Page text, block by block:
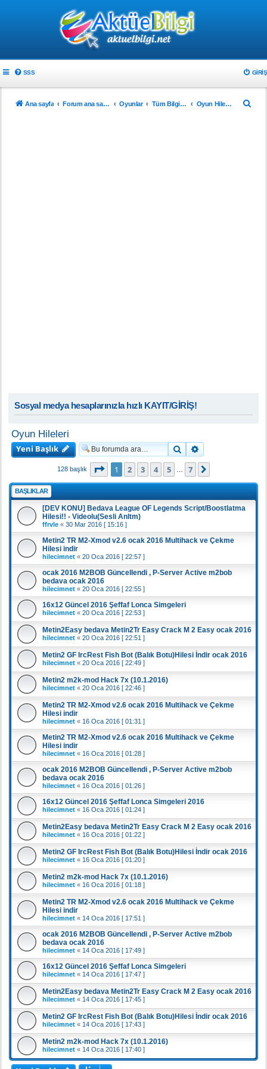
SSS GIRIŞ
Ana sayfa Forum ana sayfa Oyunlar Tüm Bilgisayar Oyunları Oyun Hileleri
Sosyal medya hesaplarınızla hızlı KAYIT/GİRİŞ!
Oyun Hileleri
Yeni Başlık
Ara
128 başlık . sayfa (Toplam7 sayfa)
1 2 3 4 5 7
BAŞLIKLAR
[DEV KONU] Bedava League OF Legends Script/Boostlatma
Hilesi!! - Videolu(Sesli Anltm)
ffrvle « 30 Mar 2016 [ 15:16 ]
Metin2 TR M2-Xmod v2.6 ocak 2016 Multihack ve Çekme
Hilesi indir
hilecimnet « 20 Oca 2016 [ 22:57 ]
ocak 2016 M2BOB Güncellendi , P-Server Active m2bob
bedava ocak 2016
hilecimnet « 20 Oca 2016 [ 22:55 ]
16x12 Güncel 2016 Şeffaf Lonca Simgeleri
hilecimnet « 20 Oca 2016 [ 22:53 ]
Metin2Easy bedava Metin2Tr Easy Crack M 2 Easy ocak 2016
hilecimnet « 20 Oca 2016 [ 22:51 ]
Metin2 GF IrcRest Fish Bot (Balık Botu)Hilesi İndir ocak 2016
hilecimnet « 20 Oca 2016 [ 22:49 ]
Metin2 m2k-mod Hack 7x (10.1.2016)
hilecimnet « 20 Oca 2016 [ 22:46 ]
Metin2 TR M2-Xmod v2.6 ocak 2016 Multihack ve Çekme
Hilesi indir
hilecimnet « 16 Oca 2016 [ 01:31 ]
Metin2 TR M2-Xmod v2.6 ocak 2016 Multihack ve Çekme
Hilesi indir
hilecimnet « 16 Oca 2016 [ 01:28 ]
ocak 2016 M2BOB Güncellendi , P-Server Active m2bob
bedava ocak 2016
hilecimnet « 16 Oca 2016 [ 01:26 ]
16x12 Güncel 2016 Şeffaf Lonca Simgeleri 2016
hilecimnet « 16 Oca 2016 [ 01:24 ]
Metin2Easy bedava Metin2Tr Easy Crack M 2 Easy ocak 2016
hilecimnet « 16 Oca 2016 [ 01:22 ]
Metin2 GF IrcRest Fish Bot (Balık Botu)Hilesi İndir ocak 2016
hilecimnet « 16 Oca 2016 [ 01:20 ]
Metin2 m2k-mod Hack 7x (10.1.2016)
hilecimnet « 16 Oca 2016 [ 01:18 ]
Metin2 TR M2-Xmod v2.6 ocak 2016 Multihack ve Çekme
Hilesi indir
hilecimnet « 14 Oca 2016 [ 17:51 ]
ocak 2016 M2BOB Güncellendi , P-Server Active m2bob
bedava ocak 2016
hilecimnet « 14 Oca 2016 [ 17:49 ]
16x12 Güncel 2016 Şeffaf Lonca Simgeleri
hilecimnet « 14 Oca 2016 [ 17:47 ]
Metin2Easy bedava Metin2Tr Easy Crack M 2 Easy ocak 2016
hilecimnet « 14 Oca 2016 [ 17:45 ]
Metin2 GF IrcRest Fish Bot (Balık Botu)Hilesi İndir ocak 2016
hilecimnet « 14 Oca 2016 [ 17:43 ]
Metin2 m2k-mod Hack 7x (10.1.2016)
hilecimnet « 14 Oca 2016 [ 17:40 ]